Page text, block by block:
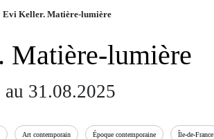
Evi Keller. Matière-lumière
Matière-lumière
31.08.2025
Art contemporain Époque contemporaine Île-de-France